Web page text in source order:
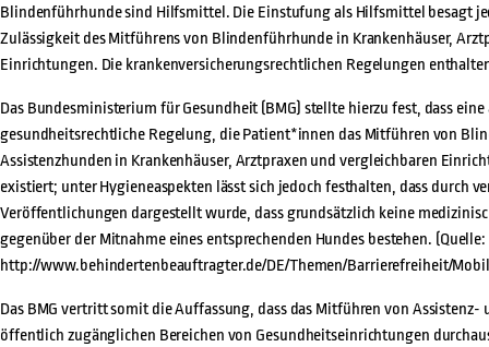
Blindenführhunde sind Hilfsmittel. Die Einstufung als Hilfsmittel besagt
Zulässigkeit des Mitführens von Blindenführhunde in Krankenhäuser,
Einrichtungen. Die krankenversicherungsrechtlichen Regelungen
Das Bundesministerium für Gesundheit (BMG) stellte hierzu fest, dass
gesundheitsrechtliche Regelung, die Patient*innen das Mitführen von
Assistenzhunden in Krankenhäuser, Arztpraxen und vergleichbaren
existiert; unter Hygieneaspekten lässt sich jedoch festhalten, dass durch
Veröffentlichungen dargestellt wurde, dass grundsätzlich keine
gegenüber der Mitnahme eines entsprechenden Hundes bestehen. (Quelle:
http://www.behindertenbeauftragter.de/DE/Themen/Barrierefreiheit/
Das BMG vertritt somit die Auffassung, dass das Mitführen von
öffentlich zugänglichen Bereichen von Gesundheitseinrichtungen